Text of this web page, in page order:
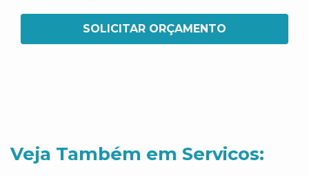
SOLICITAR ORÇAMENTO
Veja Também em Servicos: